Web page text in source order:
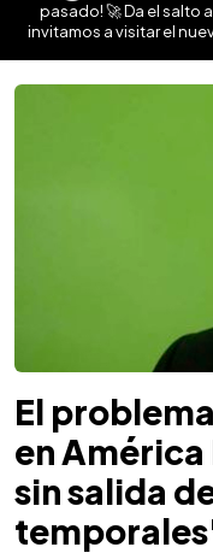
pasado! 🚀 Da el salto
invitamos a visitar el
El
en
sin salida